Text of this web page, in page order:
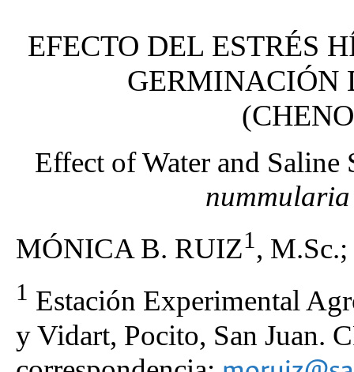
EFECTO DEL ESTRÉS
GERMINACIÓN
Effect of Water and
nummularia
MÓNICA B. RUIZ1,
1 Estación Experimental
y Vidart, Pocito, San Juan.